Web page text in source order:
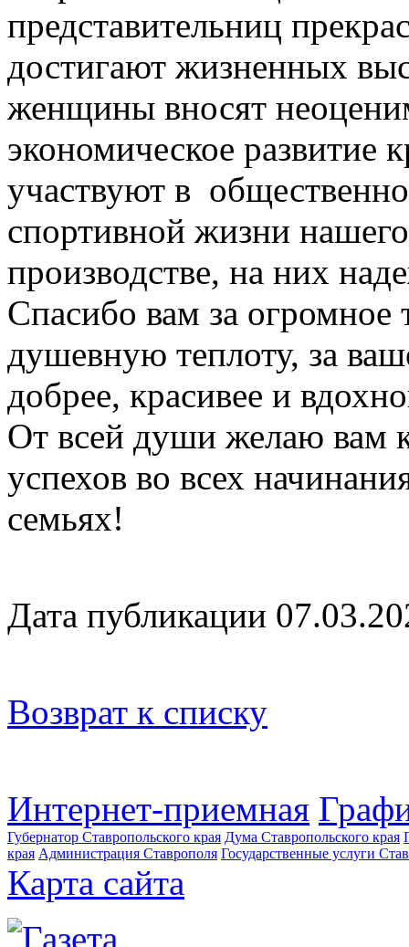
представительниц
достигают жизненных
женщины вносят
экономическое развитие
участвуют в
спортивной жизни
производстве, на них
Спасибо вам за
душевную теплоту, за
добрее, красивее и
От всей души желаю вам
успехов во всех
семьях!
Дата публикации
Возврат к списку
Интернет-приемная
Губернатор Ставропольского края Дума Ставропольского края
края Администрация Ставрополя Государственные услуги
Карта сайта